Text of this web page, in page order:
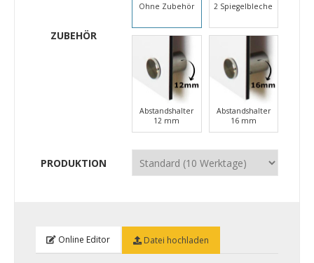
ZUBEHÖR
Ohne Zubehör 2 Spiegelbleche
Abstandshalter
12 mm
Abstandshalter
16 mm
PRODUKTION
Online Editor Datei hochladen